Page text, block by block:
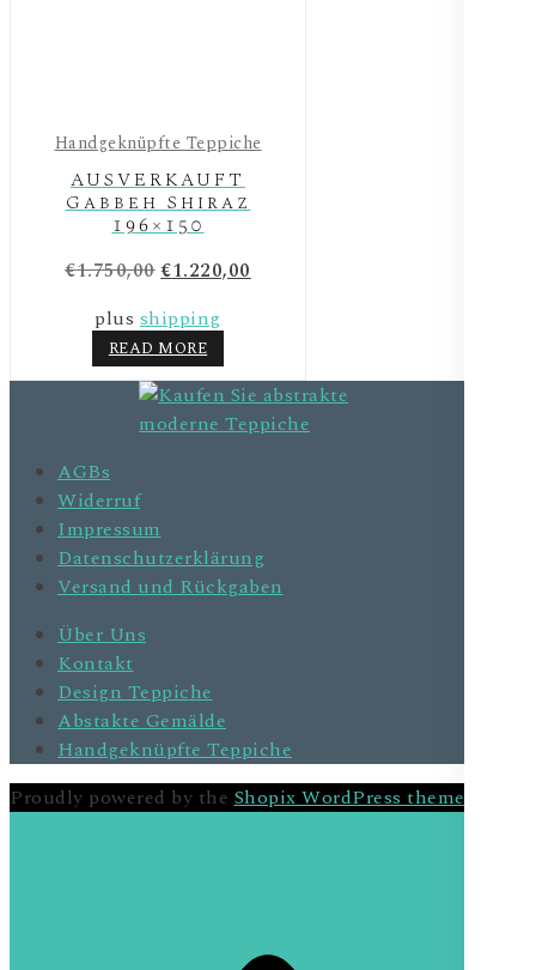
Handgeknüpfte Teppiche
AUSVERKAUFT
Gabbeh Shiraz
196×150
€1.750,00€1.220,00
plusshipping
READ MORE
AGBs
Widerruf
Impressum
Datenschutzerklärung
Versand und Rückgaben
Über Uns
Kontakt
Design Teppiche
Abstakte Gemälde
Handgeknüpfte Teppiche
Proudly powered by theShopix WordPress theme